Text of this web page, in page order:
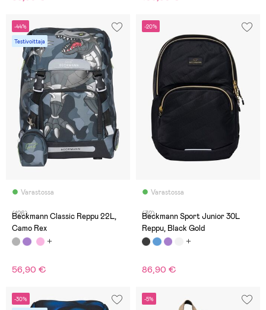
-44%
Testivoittaja
Varastossa
(126)
Beckmann Classic Reppu 22L,
Camo Rex
56,90 €
-20%
Varastossa
(32)
Beckmann Sport Junior 30L
Reppu, Black Gold
86,90 €
-30% -5%